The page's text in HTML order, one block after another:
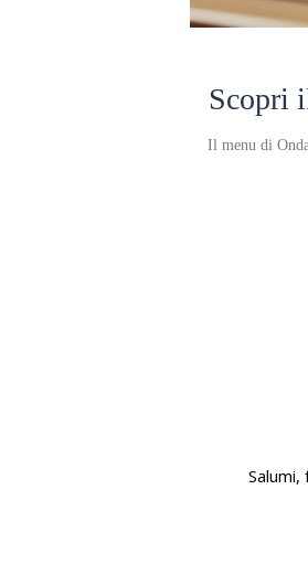
Scopri
Il menu di